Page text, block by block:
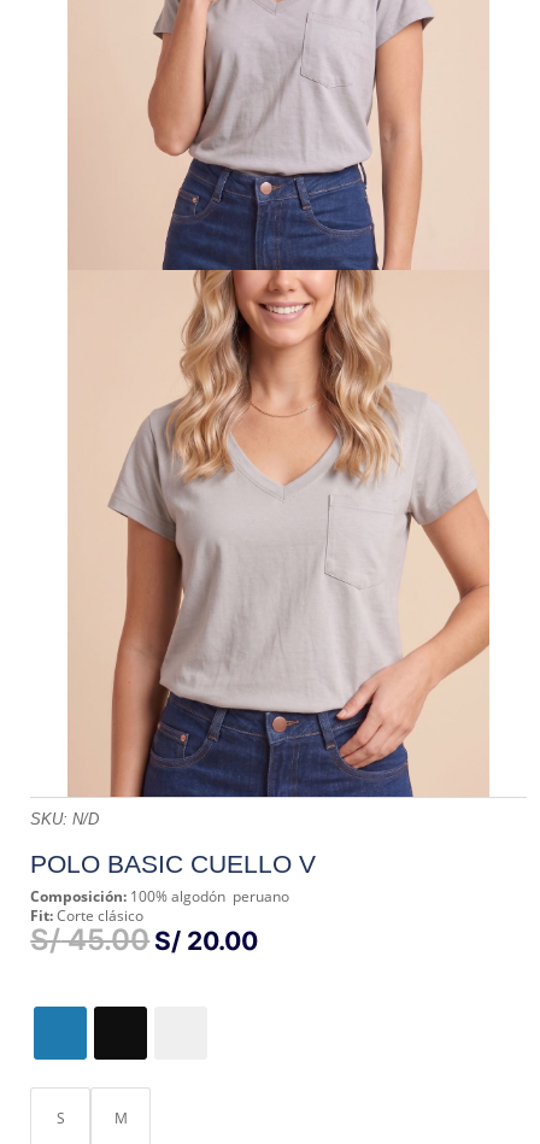
SKU:N/D
POLO BASIC CUELLO V
Composición: 100% algodón peruano
Fit:Corte clásico
S/45.00 EL
S/ 20.00EL
S M